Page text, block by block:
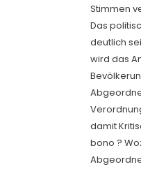
Stimmen
Das
deutlich
wird das
damit
bono ?